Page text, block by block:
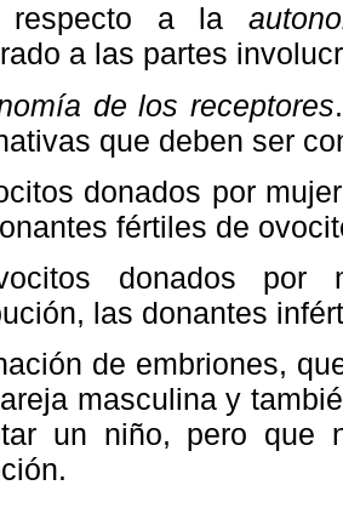
respecto a la
a las partes
de los receptores
que deben ser
donados por
fértiles de
donados por
las donantes
de embriones,
masculina y
un niño, pero que